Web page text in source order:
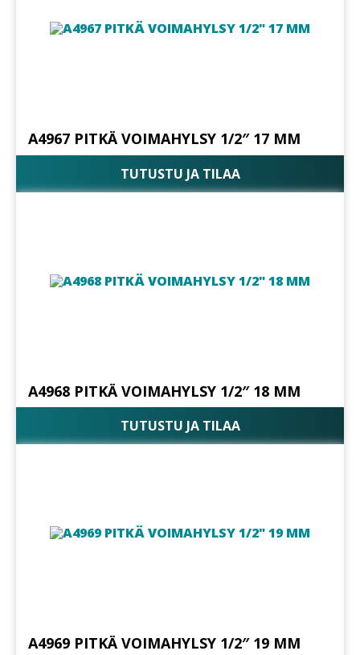
A4967 PITKÄ VOIMAHYLSY 1/2″ 17 MM
TUTUSTU JA TILAA
A4968 PITKÄ VOIMAHYLSY 1/2″ 18 MM
TUTUSTU JA TILAA
A4969 PITKÄ VOIMAHYLSY 1/2″ 19 MM